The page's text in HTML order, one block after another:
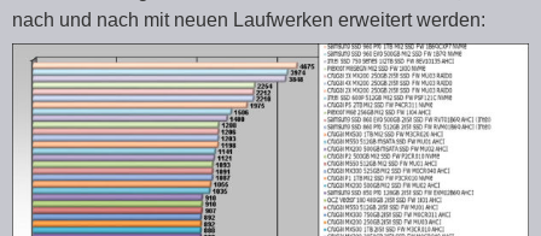
nach und nach mit neuen Laufwerken erweitert werden: